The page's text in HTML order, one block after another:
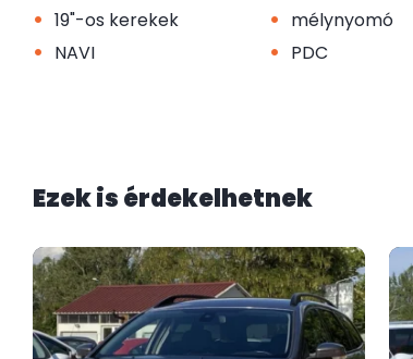
• 19"-os kerekek • mélynyomó
• NAVI • PDC
Ezek is érdekelhetnek